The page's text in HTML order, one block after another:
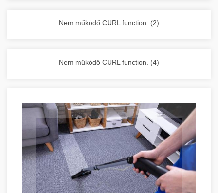
Nagykonyhai berendezések komplett
Nem működő CURL function. (2)
Nem működő CURL function. (4)